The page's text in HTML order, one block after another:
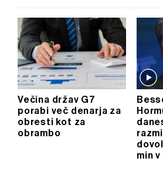
Večina držav G7
porabi več denarja za
obresti kot za
obrambo
min